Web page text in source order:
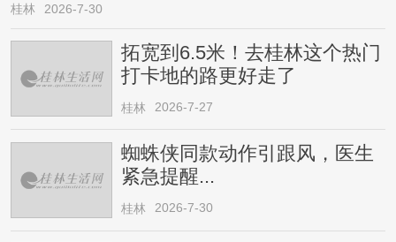
桂林 2026-7-30
拓宽到6.5米！去桂林这个热门
打卡地的路更好走了
桂林 2026-7-27
蜘蛛侠同款动作引跟风，医生
紧急提醒...
桂林 2026-7-30